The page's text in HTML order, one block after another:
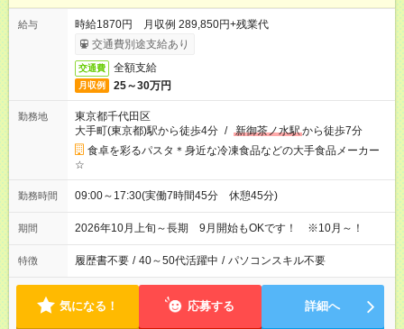
給与
時給1870円 月収例 289,850円+残業代
交通費別途支給あり
交通費 全額支給
月収例 25～30万円
勤務地
東京都千代田区
大手町(東京都)駅から徒歩4分 / 新御茶ノ水駅から徒歩7分
食卓を彩るパスタ＊身近な冷凍食品などの大手食品メーカー
☆
勤務時間 09:00～17:30(実働7時間45分 休憩45分)
期間 2026年10月上旬～長期 9月開始もOKです！ ※10月～！
特徴 履歴書不要 / 40～50代活躍中 / パソコンスキル不要
気になる！ 応募する 詳細へ